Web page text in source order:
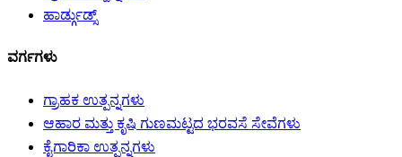
ಹಾರ್ಡ್ಗುಡ್ಸ್
ವರ್ಗಗಳು
ಗ್ರಾಹಕ ಉತ್ಪನ್ನಗಳು
ಆಹಾರ ಮತ್ತು ಕೃಷಿ ಗುಣಮಟ್ಟದ ಭರವಸೆ ಸೇವೆಗಳು
ಕೈಗಾರಿಕಾ ಉತ್ಪನ್ನಗಳು